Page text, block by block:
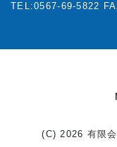
TEL:0567-69-5822
(C) 2026 有限